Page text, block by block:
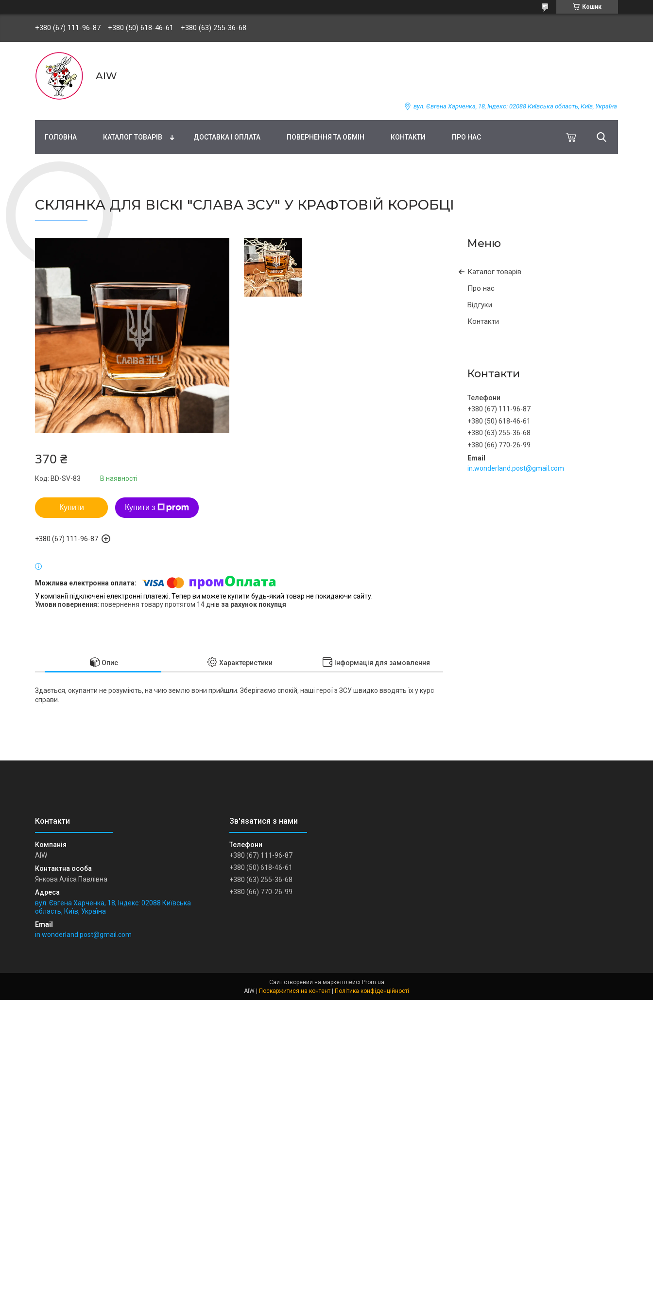
Кошик
+380 (67) 111-96-87 +380 (50) 618-46-61 +380 (63) 255-36-68
AIW
вул. Євгена Харченка, 18, Індекс: 02088 Київська область, Київ, Україна
ГОЛОВНА КАТАЛОГ ТОВАРІВ ДОСТАВКА І ОПЛАТА ПОВЕРНЕННЯ ТА ОБМІН КОНТАКТИ ПРО НАС
СКЛЯНКА ДЛЯ ВІСКІ "СЛАВА ЗСУ" У КРАФТОВІЙ КОРОБЦІ
Каталог товарів
Про нас
Відгуки
Контакти
Контакти
+380 (67) 111-96-87
+380 (50) 618-46-61
+380 (63) 255-36-68
+380 (66) 770-26-99
in.wonderland.post@gmail.com
370 ₴
В наявності
Код: BD-SV-83
Купити Купити з
+380 (67) 111-96-87
У компанії підключені електронні платежі. Тепер ви можете купити будь-який товар не покидаючи сайту.
повернення товару протягом 14 днів за рахунок покупця
Опис Характеристики Інформація для замовлення
Здається, окупанти не розуміють, на чию землю вони прийшли. Зберігаємо спокій, наші герої з ЗСУ швидко вводять їх у курс
справи.
AIW
Янкова Аліса Павлівна
вул. Євгена Харченка, 18, Індекс: 02088 Київська
область, Київ, Україна
in.wonderland.post@gmail.com
+380 (67) 111-96-87
+380 (50) 618-46-61
+380 (63) 255-36-68
+380 (66) 770-26-99
Сайт створений на маркетплейсі Prom.ua
AIW | Поскаржитися на контент | Політика конфіденційності